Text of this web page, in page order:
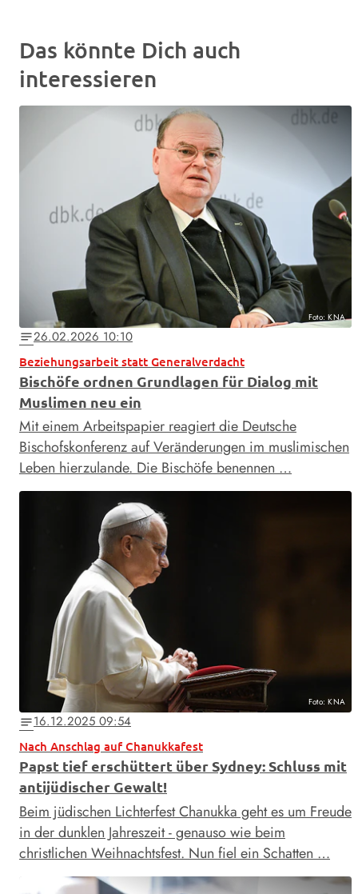
Das könnte Dich auch
interessieren
Foto: KNA
notes26.02.2026 10:10
Beziehungsarbeit statt Generalverdacht
Bischöfe ordnen Grundlagen für Dialog mit
Muslimen neu ein
Mit einem Arbeitspapier reagiert die Deutsche
Bischofskonferenz auf Veränderungen im muslimischen
Leben hierzulande. Die Bischöfe benennen …
Foto: KNA
notes16.12.2025 09:54
Nach Anschlag auf Chanukkafest
Papst tief erschüttert über Sydney: Schluss mit
antijüdischer Gewalt!
Beim jüdischen Lichterfest Chanukka geht es um Freude
in der dunklen Jahreszeit - genauso wie beim
christlichen Weihnachtsfest. Nun fiel ein Schatten …